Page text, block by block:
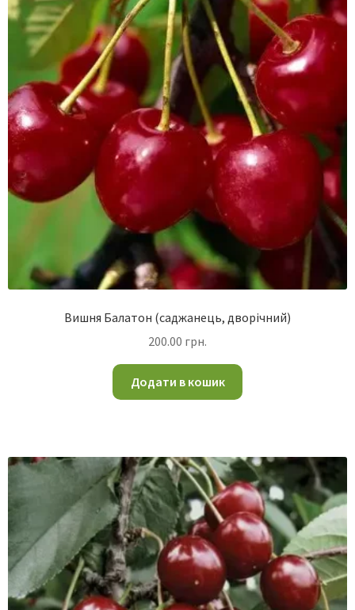
Вишня Балатон (саджанець, дворічний)
200.00 грн.
Додати в кошик